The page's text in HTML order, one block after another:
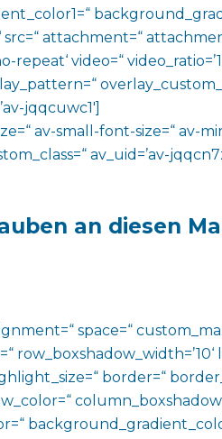
attachment=“
repeat‘ video=“
jqqcuwc1′]
av-small-font-size=“ av-
av_uid=’av-
an diesen
space=“
row_boxshadow_width=’10‘
border=“